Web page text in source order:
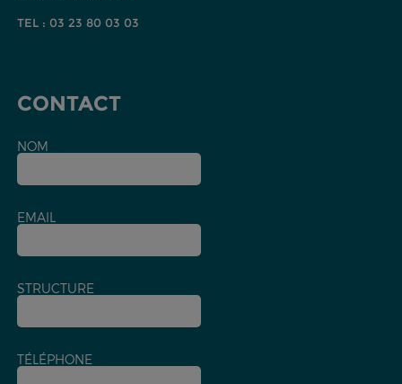
TEL : 03 23 80 03 03
CONTACT
NOM
EMAIL
STRUCTURE
TÉLÉPHONE